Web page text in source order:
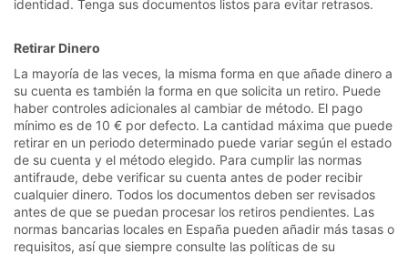
identidad. Tenga sus documentos listos para evitar retrasos.
Retirar Dinero
La mayoría de las veces, la misma forma en que añade dinero a
su cuenta es también la forma en que solicita un retiro. Puede
haber controles adicionales al cambiar de método. El pago
mínimo es de 10 € por defecto. La cantidad máxima que puede
retirar en un periodo determinado puede variar según el estado
de su cuenta y el método elegido. Para cumplir las normas
antifraude, debe verificar su cuenta antes de poder recibir
cualquier dinero. Todos los documentos deben ser revisados
antes de que se puedan procesar los retiros pendientes. Las
normas bancarias locales en España pueden añadir más tasas o
requisitos, así que siempre consulte las políticas de su